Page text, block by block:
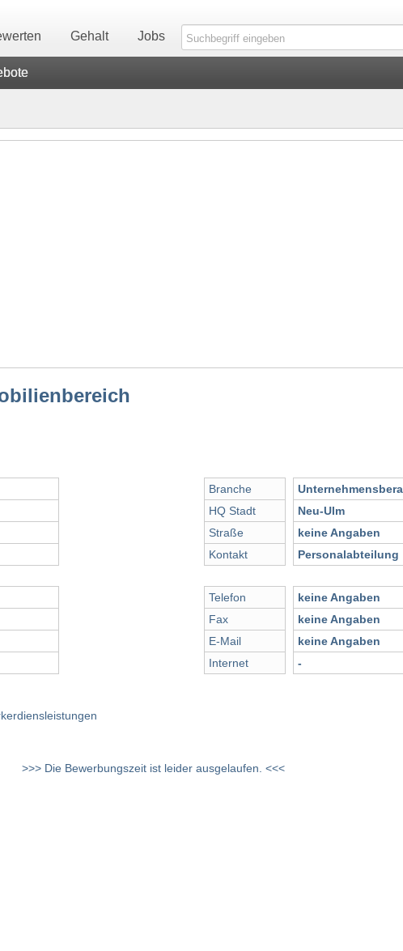
Gehalt Jobs
Branche
HQ Stadt
Straße
Kontakt
Telefon
Fax
E-Mail
Internet
Neu-Ulm
keine Angaben
Personalabteilung
keine Angaben
keine Angaben
keine Angaben
-
>>> Die Bewerbungszeit ist leider ausgelaufen. <<<